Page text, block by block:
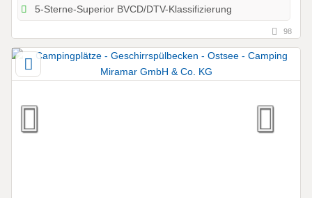
5-Sterne-Superior BVCD/DTV-Klassifizierung
98